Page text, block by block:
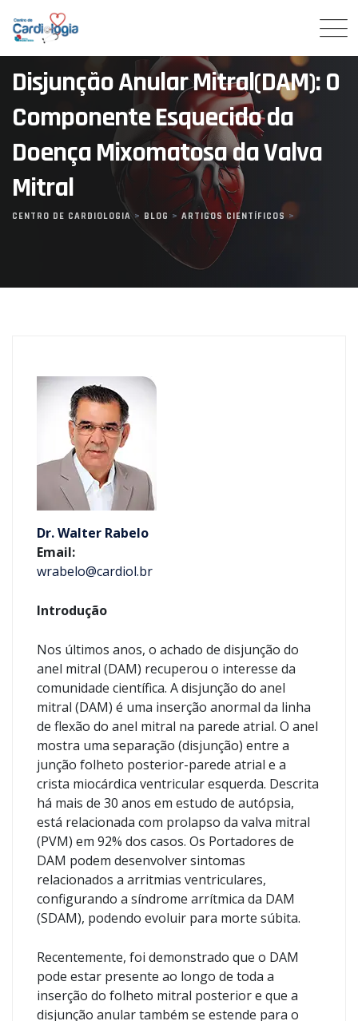
content
Disjunção Anular Mitral(DAM): O
Componente Esquecido da
Doença Mixomatosa da Valva
Mitral
CENTRO DE CARDIOLOGIA> BLOG > ARTIGOS CIENTÍFICOS >
Dr. Walter Rabelo
Email:
wrabelo@cardiol.br
Introdução
Nos últimos anos, o achado de disjunção do
anel mitral (DAM) recuperou o interesse da
comunidade científica. A disjunção do anel
mitral (DAM) é uma inserção anormal da linha
de flexão do anel mitral na parede atrial. O anel
mostra uma separação (disjunção) entre a
junção folheto posterior-parede atrial e a
crista miocárdica ventricular esquerda. Descrita
há mais de 30 anos em estudo de autópsia,
está relacionada com prolapso da valva mitral
(PVM) em 92% dos casos. Os Portadores de
DAM podem desenvolver sintomas
relacionados a arritmias ventriculares,
configurando a síndrome arrítmica da DAM
(SDAM), podendo evoluir para morte súbita.
Recentemente, foi demonstrado que o DAM
pode estar presente ao longo de toda a
inserção do folheto mitral posterior e que a
disjunção anular também se estende para o